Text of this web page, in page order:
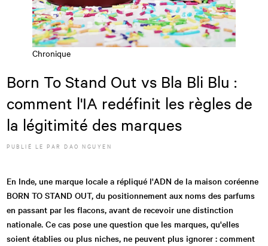
Chronique
Born To Stand Out vs Bla Bli Blu :
comment l'IA redéfinit les règles de
la légitimité des marques
PUBLIÉ LEPARDAO NGUYEN
En Inde, une marque locale a répliqué l'ADN de la maison coréenne
BORN TO STAND OUT, du positionnement aux noms des parfums
en passant par les flacons, avant de recevoir une distinction
nationale. Ce cas pose une question que les marques, qu'elles
soient établies ou plus niches, ne peuvent plus ignorer : comment